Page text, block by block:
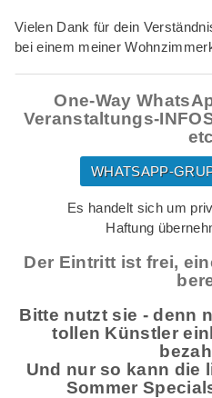
Vielen Dank für dein
bei einem meiner
One-Way
Veranstaltungs-
WHATSAPP-
Es handelt sich um
Haftung
Der Eintritt ist frei,
Bitte nutzt sie - denn
tollen Künstler
Und nur so kann die
Sommer